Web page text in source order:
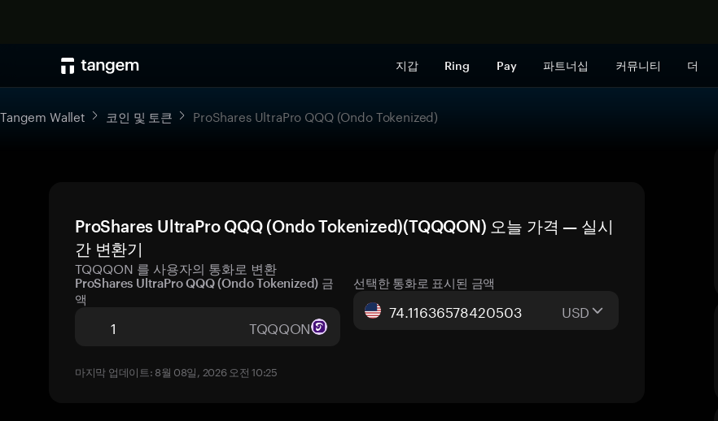
지갑 Ring Pay 파트너십 커뮤니티 더
Tangem Wallet 코인 및 토큰 ProShares UltraPro QQQ (Ondo Tokenized)
ProShares UltraPro QQQ (Ondo Tokenized)(TQQQON) 오늘 가격 — 실시
간 변환기
TQQQON 를 사용자의 통화로 변환
ProShares UltraPro QQQ (Ondo Tokenized) 금
액
TQQQON
선택한 통화로 표시된 금액
USD
마지막 업데이트: 8월 08일, 2026 오전 10:25